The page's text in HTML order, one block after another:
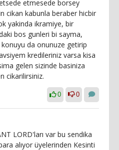
etmesede borsey
cikan kabunla beraber hicbir
yakinda ikramiye, bir
bos gunleri bi sayma,
da onunuze getirip
kredileriniz varsa kisa
gelen sizinde basiniza
cikarilirsiniz.
0 0
LORD'ları var bu sendika
alıyor üyelerinden Kesinti